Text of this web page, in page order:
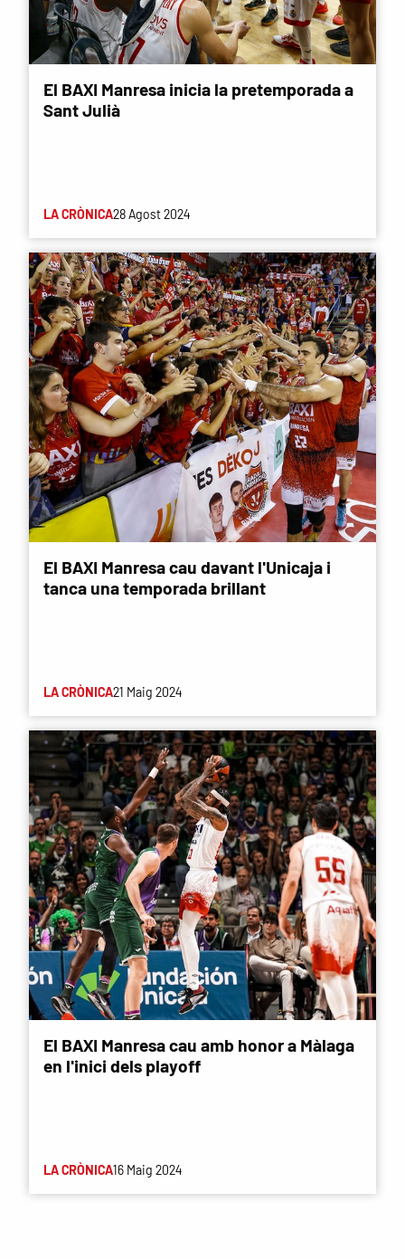
El BAXI Manresa inicia la pretemporada a
Sant Julià
LA CRÒNICA28 Agost 2024
El BAXI Manresa cau davant l'Unicaja i
tanca una temporada brillant
LA CRÒNICA21 Maig 2024
El BAXI Manresa cau amb honor a Màlaga
en l'inici dels playoff
LA CRÒNICA16 Maig 2024